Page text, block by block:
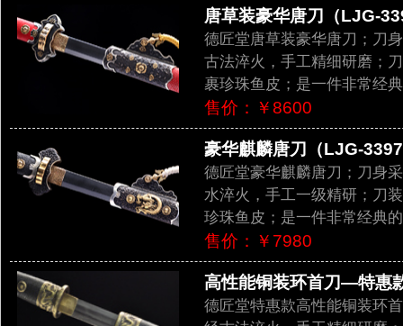
唐草装豪华唐刀（LJG-
德匠堂唐草装豪华唐刀；刀
古法淬火，手工精细研磨；
裹珍珠鱼皮；是一件非常经
售价：￥8600
豪华麒麟唐刀（LJG-
德匠堂豪华麒麟唐刀；刀身
水淬火，手工一级精研；刀
珍珠鱼皮；是一件非常经典
售价：￥7980
高性能铜装环首刀—特惠
德匠堂特惠款高性能铜装环